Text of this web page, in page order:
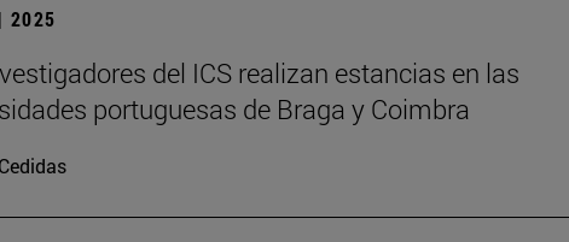
2025
del ICS realizan estancias en las
portuguesas de Braga y Coimbra
Cedidas